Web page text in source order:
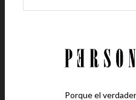
Porque el